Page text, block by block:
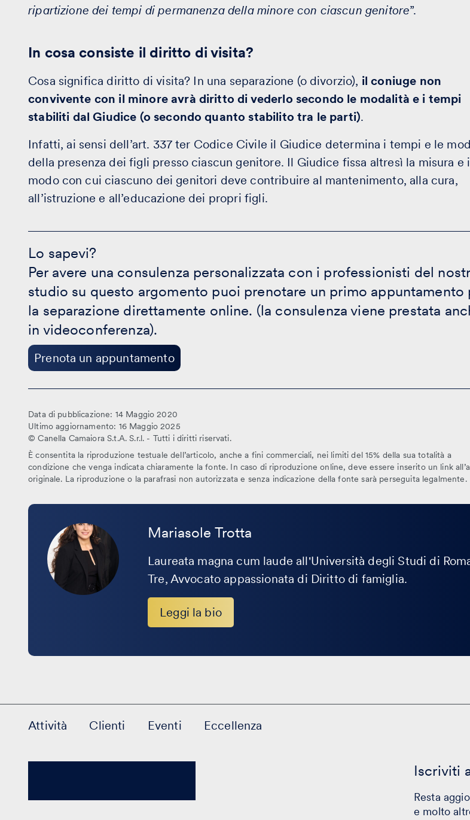
ripartizione dei tempi di permanenza della minore con ciascun genitore”.
In cosa consiste il diritto di visita?
Cosa significa diritto di visita? In una separazione (o divorzio), il coniuge non
convivente con il minore avrà diritto di vederlo secondo le modalità e i tempi
stabiliti dal Giudice (o secondo quanto stabilito tra le parti).
Infatti, ai sensi dell’art. 337 ter Codice Civile il Giudice determina i tempi e le
della presenza dei figli presso ciascun genitore. Il Giudice fissa altresì la misura e
modo con cui ciascuno dei genitori deve contribuire al mantenimento, alla cura,
all’istruzione e all’educazione dei propri figli.
Lo sapevi?
Per avere una consulenza personalizzata con i professionisti del
studio su questo argomento puoi prenotare un primo appuntamento
la separazione direttamente online. (la consulenza viene prestata
in videoconferenza).
Prenota un appuntamento
sapevi?
-
Prenota
appuntamento
Data di pubblicazione: 14 Maggio 2020
Ultimo aggiornamento: 16 Maggio 2025
© Canella Camaiora S.t.A. S.r.l. - Tutti i diritti riservati.
È consentita la riproduzione testuale dell’articolo, anche a fini commerciali, nei limiti del 15% della sua totalità a
condizione che venga indicata chiaramente la fonte. In caso di riproduzione online, deve essere inserito un link
originale. La riproduzione o la parafrasi non autorizzata e senza indicazione della fonte sarà perseguita legalmente.
Mariasole Trotta
Laureata magna cum laude all'Università degli Studi di
Tre, Avvocato appassionata di Diritto di famiglia.
Leggi la bio
Leggi
Attività Clienti Eventi Eccellenza
Iscriviti
Resta
e molto